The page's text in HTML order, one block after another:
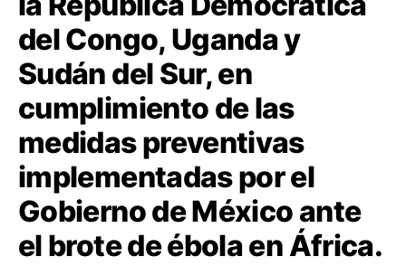
del Congo, Uganda y
Sudán del Sur, en
cumplimiento de las
medidas preventivas
implementadas por el
Gobierno de México ante
el brote de ébola en África.